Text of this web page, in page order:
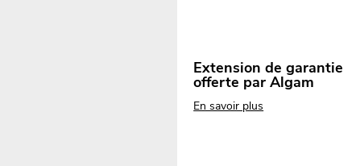
Extension de garantie
offerte par Algam
En savoir plus